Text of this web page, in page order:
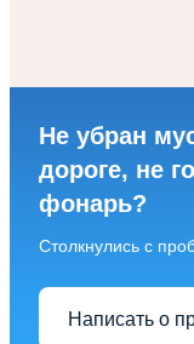
Не убран
дороге, не
фонарь?
Столкнулись с
Написать о